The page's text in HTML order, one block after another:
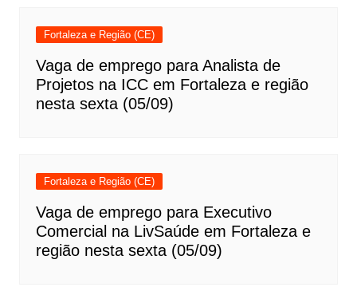
Fortaleza e Região (CE)
Vaga de emprego para Analista de
Projetos na ICC em Fortaleza e região
nesta sexta (05/09)
Fortaleza e Região (CE)
Vaga de emprego para Executivo
Comercial na LivSaúde em Fortaleza e
região nesta sexta (05/09)